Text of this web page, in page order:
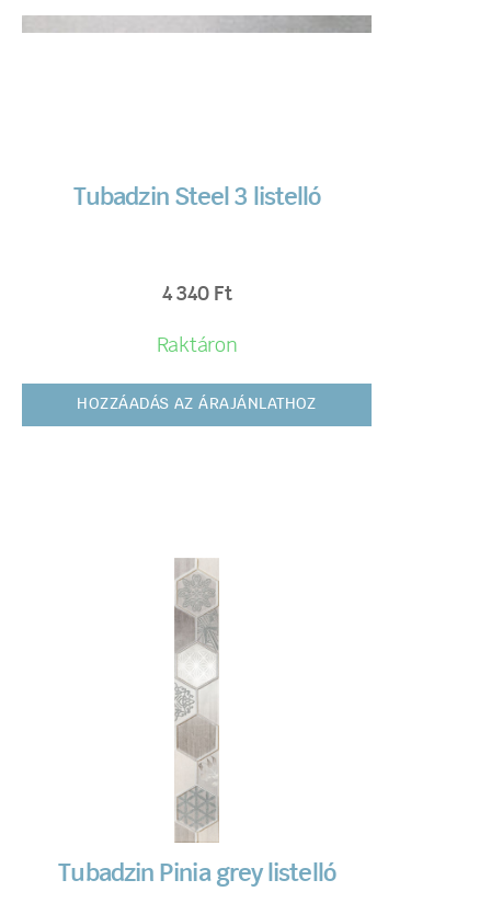
Tubadzin Steel 3 listelló
4 340 Ft
Raktáron
HOZZÁADÁS AZ ÁRAJÁNLATHOZ
Tubadzin Pinia grey listelló